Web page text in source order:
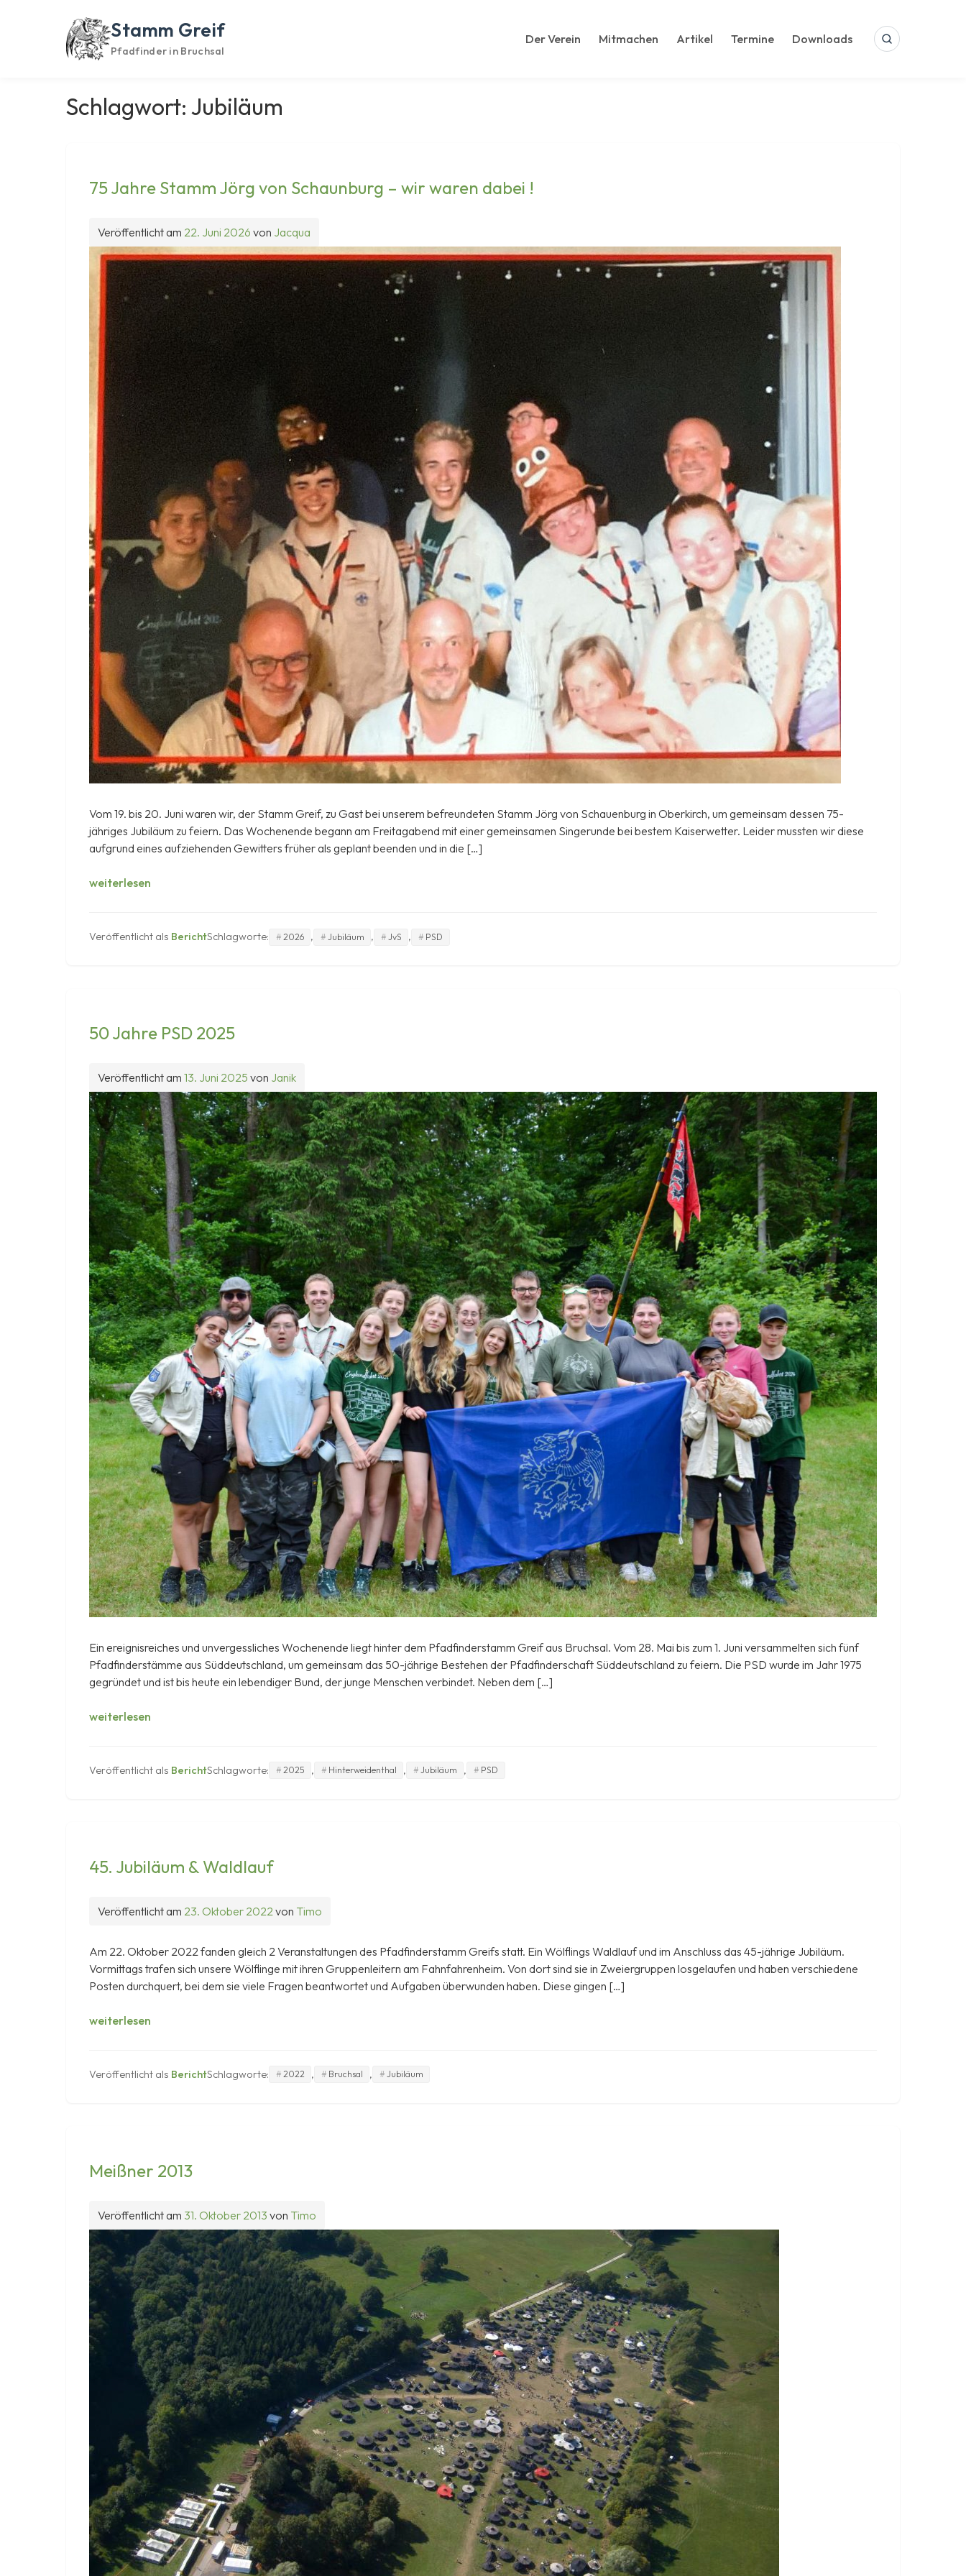
Stamm Greif
Pfadfinder in Bruchsal
Der Verein Mitmachen Artikel Termine Downloads Suche
Schlagwort: Jubiläum
75 Jahre Stamm Jörg von Schaunburg – wir waren dabei !
Veröffentlicht am 22. Juni 2026 von Jacqua
Vom 19. bis 20. Juni waren wir, der Stamm Greif, zu Gast bei unserem befreundeten Stamm Jörg von Schauenburg in Oberkirch, um gemeinsam dessen 75-
jähriges Jubiläum zu feiern. Das Wochenende begann am Freitagabend mit einer gemeinsamen Singerunde bei bestem Kaiserwetter. Leider mussten wir diese
aufgrund eines aufziehenden Gewitters früher als geplant beenden und in die […]
weiterlesen
Jörg
dabei
Veröffentlicht als BerichtSchlagworte: 2026 , Jubiläum , JvS , PSD
50 Jahre PSD 2025
Veröffentlicht am 13. Juni 2025 von Janik
Ein ereignisreiches und unvergessliches Wochenende liegt hinter dem Pfadfinderstamm Greif aus Bruchsal. Vom 28. Mai bis zum 1. Juni versammelten sich fünf
Pfadfinderstämme aus Süddeutschland, um gemeinsam das 50-jährige Bestehen der Pfadfinderschaft Süddeutschland zu feiern. Die PSD wurde im Jahr 1975
gegründet und ist bis heute ein lebendiger Bund, der junge Menschen verbindet. Neben dem […]
weiterlesen
2025
Veröffentlicht als BerichtSchlagworte: 2025 , Hinterweidenthal , Jubiläum , PSD
45. Jubiläum & Waldlauf
Veröffentlicht am 23. Oktober 2022von Timo
Am 22. Oktober 2022 fanden gleich 2 Veranstaltungen des Pfadfinderstamm Greifs statt. Ein Wölflings Waldlauf und im Anschluss das 45-jährige Jubiläum.
Vormittags trafen sich unsere Wölflinge mit ihren Gruppenleitern am Fahnfahrenheim. Von dort sind sie in Zweiergruppen losgelaufen und haben verschiedene
Posten durchquert, bei dem sie viele Fragen beantwortet und Aufgaben überwunden haben. Diese gingen […]
weiterlesen
Waldlauf
Veröffentlicht als BerichtSchlagworte: 2022 , Bruchsal , Jubiläum
Meißner 2013
Veröffentlicht am 31. Oktober 2013 von Timo